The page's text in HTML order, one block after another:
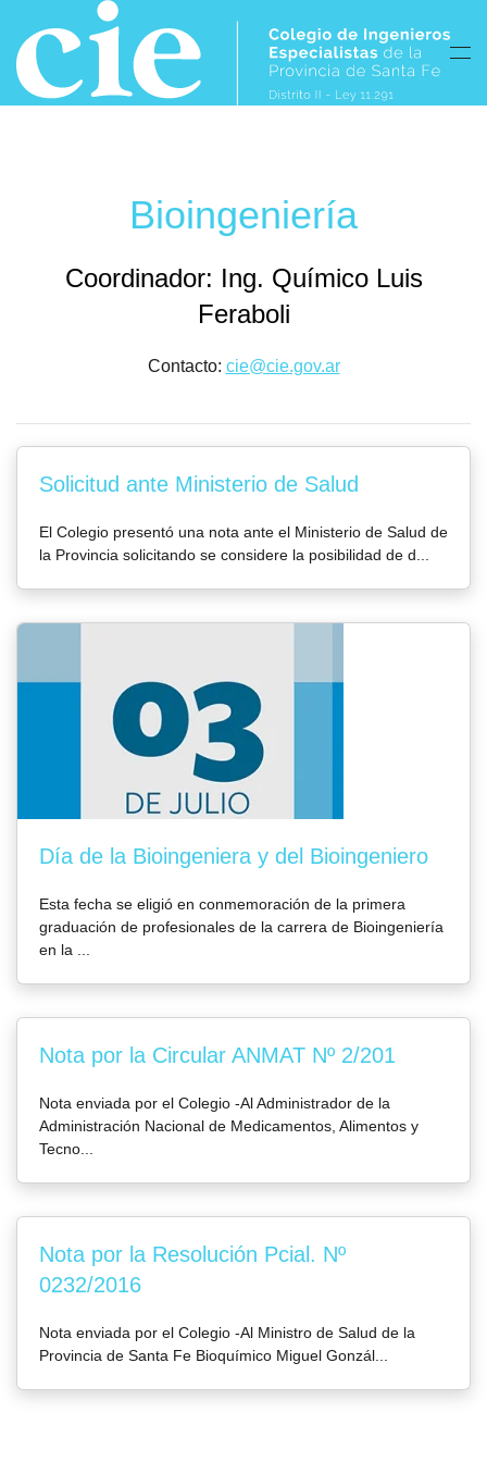
Skip to main content
Bioingeniería
Coordinador: Ing. Químico Luis
Feraboli
Contacto: cie@cie.gov.ar
Solicitud ante Ministerio de Salud
El Colegio presentó una nota ante el Ministerio de Salud de
la Provincia solicitando se considere la posibilidad de d...
Día de la Bioingeniera y del Bioingeniero
Esta fecha se eligió en conmemoración de la primera
graduación de profesionales de la carrera de Bioingeniería
en la ...
Nota por la Circular ANMAT Nº 2/201
Nota enviada por el Colegio -Al Administrador de la
Administración Nacional de Medicamentos, Alimentos y
Tecno...
Nota por la Resolución Pcial. Nº
0232/2016
Nota enviada por el Colegio -Al Ministro de Salud de la
Provincia de Santa Fe Bioquímico Miguel Gonzál...